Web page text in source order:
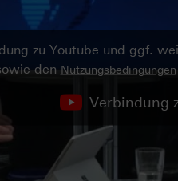
zu Youtube und ggf.
den Nutzungsbedingungen
Verbindung